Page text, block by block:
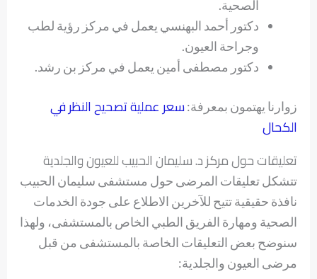
الصحية.
دكتور أحمد البهنسي يعمل في مركز رؤية لطب
وجراحة العيون.
دكتور مصطفى أمين يعمل في مركز بن رشد.
زوارنا يهتمون بمعرفة:سعر عملية تصحيح النظر في
الكحال
تعليقات حول مركز د. سليمان الحبيب للعيون والجلدية
تتشكل تعليقات المرضى حول مستشفى سليمان الحبيب
نافذة حقيقية تتيح للآخرين الاطلاع على جودة الخدمات
الصحية ومهارة الفريق الطبي الخاص بالمستشفى، ولهذا
سنوضح بعض التعليقات الخاصة بالمستشفى من قبل
مرضى العيون والجلدية: